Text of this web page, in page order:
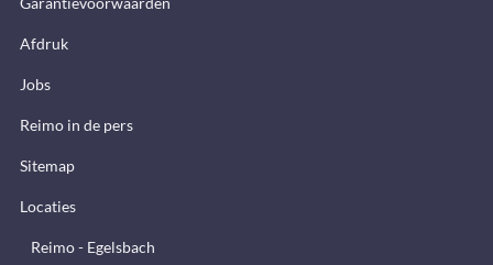
Afdruk
Jobs
Reimo in de pers
Sitemap
Locaties
Reimo - Egelsbach